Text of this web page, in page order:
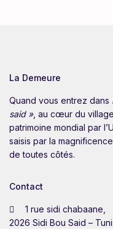
La Demeure
Quand vous entrez dans
said », au cœur du
patrimoine mondial par
saisis par la
de toutes côtés.
Contact
1 rue sidi chabaane,
2026 Sidi Bou Said –